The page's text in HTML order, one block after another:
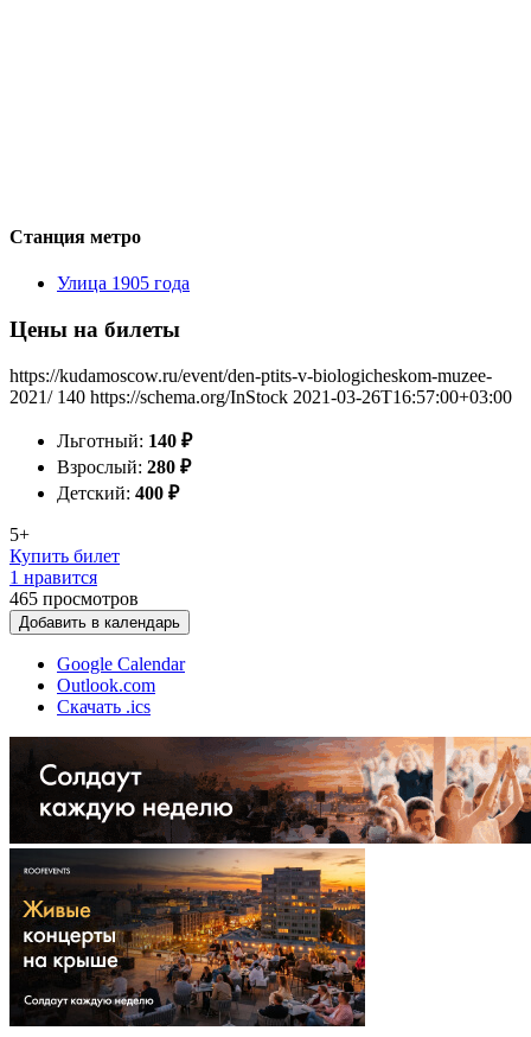
Станция метро
Улица 1905 года
Цены на билеты
https://kudamoscow.ru/event/den-ptits-v-biologicheskom-muzee-
2021/ 140 https://schema.org/InStock 2021-03-26T16:57:00+03:00
Льготный: 140 ₽
Взрослый: 280 ₽
Детский: 400 ₽
5+
Купить билет
1 нравится
465 просмотров
Добавить в календарь
Google Calendar
Outlook.com
Скачать .ics